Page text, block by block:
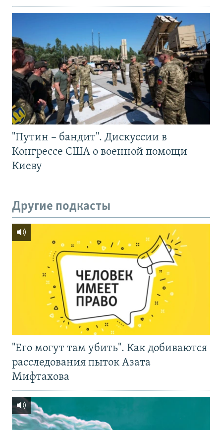
"Путин – бандит". Дискуссии в
Конгрессе США о военной помощи
Киеву
Другие подкасты
"Его могут там убить". Как добиваются
расследования пыток Азата
Мифтахова